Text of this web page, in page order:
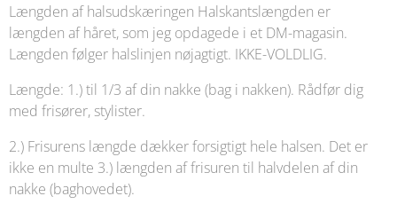
Længden af ​​halsudskæringen Halskantslængden er
længden af ​​håret, som jeg opdagede i et DM-magasin.
Længden følger halslinjen nøjagtigt. IKKE-VOLDLIG.
Længde: 1.) til 1/3 af din nakke (bag i nakken). Rådfør dig
med frisører, stylister.
2.) Frisurens længde dækker forsigtigt hele halsen. Det er
ikke en multe 3.) længden af ​​frisuren til halvdelen af ​​din
nakke (baghovedet).